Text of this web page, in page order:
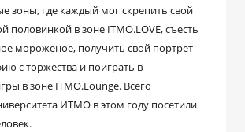
зоны, где каждый мог скрепить свой
половинкой в зоне ITMO.LOVE, съесть
мороженое, получить свой портрет
с торжества и поиграть в
в зоне ITMO.Lounge. Всего
ИТМО в этом году посетили